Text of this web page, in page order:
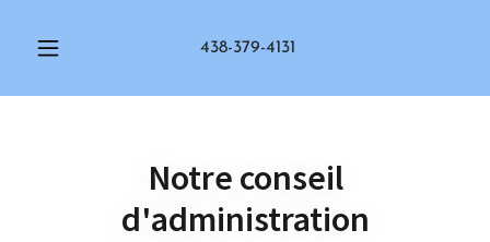
438-379-4131
Notre conseil
d'administration